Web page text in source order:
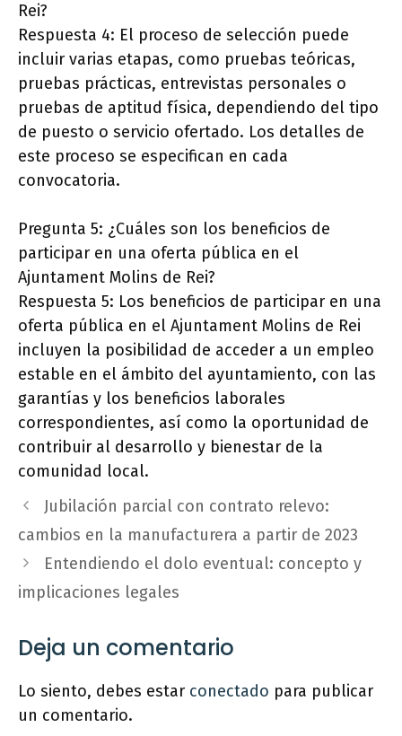
Rei?
Respuesta 4: El proceso de selección puede
incluir varias etapas, como pruebas teóricas,
pruebas prácticas, entrevistas personales o
pruebas de aptitud física, dependiendo del tipo
de puesto o servicio ofertado. Los detalles de
este proceso se especifican en cada
convocatoria.
Pregunta 5: ¿Cuáles son los beneficios de
participar en una oferta pública en el
Ajuntament Molins de Rei?
Respuesta 5: Los beneficios de participar en una
oferta pública en el Ajuntament Molins de Rei
incluyen la posibilidad de acceder a un empleo
estable en el ámbito del ayuntamiento, con las
garantías y los beneficios laborales
correspondientes, así como la oportunidad de
contribuir al desarrollo y bienestar de la
comunidad local.
Jubilación parcial con contrato relevo:
cambios en la manufacturera a partir de 2023
Entendiendo el dolo eventual: concepto y
implicaciones legales
Deja un comentario
Lo siento, debes estar conectado para publicar
un comentario.